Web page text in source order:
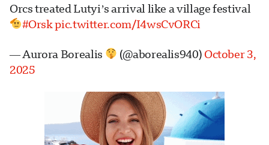
Orcs treated Lutyi’s arrival like a village festival
#Orskpic.twitter.com/I4wsCvORCi
— Aurora Borealis (@aborealis940) October 3,
2025